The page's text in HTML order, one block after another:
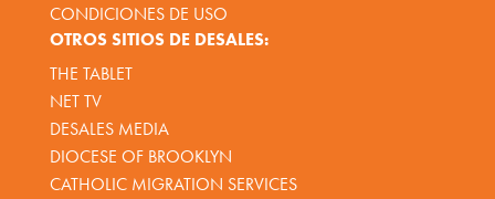
CONDICIONES DE USO
OTROS SITIOS DE DESALES:
THE TABLET
NET TV
DESALES MEDIA
DIOCESE OF BROOKLYN
CATHOLIC MIGRATION SERVICES